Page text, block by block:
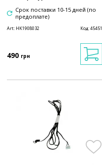
Срок поставки 10-15 дней (по
предоплате)
Art: HK1908032 Код:45451
490 грн